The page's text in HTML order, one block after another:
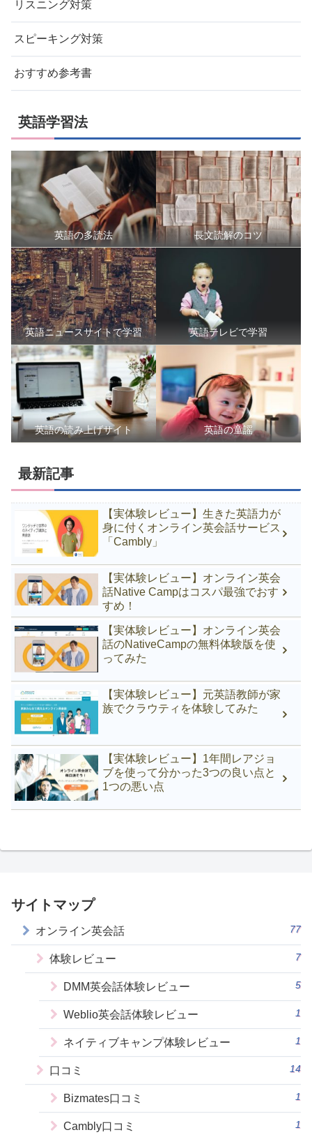
リスニング対策
スピーキング対策
おすすめ参考書
英語学習法
英語の多読法 長文読解のコツ
英語ニュースサイトで学習 英語テレビで学習
英語の読み上げサイト 英語の童謡
最新記事
【実体験レビュー】生きた英語力が
身に付くオンライン英会話サービス
「Cambly」
【実体験レビュー】オンライン英会
話Native Campはコスパ最強でおす
すめ！
【実体験レビュー】オンライン英会
話のNativeCampの無料体験版を使
ってみた
【実体験レビュー】元英語教師が家
族でクラウティを体験してみた
【実体験レビュー】1年間レアジョ
ブを使って分かった3つの良い点と
1つの悪い点
サイトマップ
オンライン英会話 77
体験レビュー 7
DMM英会話体験レビュー 5
Weblio英会話体験レビュー 1
ネイティブキャンプ体験レビュー 1
口コミ 14
Bizmates口コミ 1
Cambly口コミ 1